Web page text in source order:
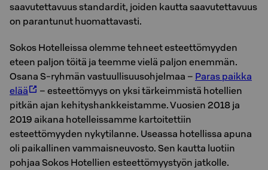
saavutettavuus standardit, joiden kautta saavutettavuus
on parantunut huomattavasti.
Sokos Hotelleissa olemme tehneet esteettömyyden
eteen paljon töitä ja teemme vielä paljon enemmän.
Osana S-ryhmän vastuullisuusohjelmaa – Paras paikka
elää
– esteettömyys on yksi tärkeimmistä hotellien
pitkän ajan kehityshankkeistamme. Vuosien 2018 ja
2019 aikana hotelleissamme kartoitettiin
esteettömyyden nykytilanne. Useassa hotellissa apuna
oli paikallinen vammaisneuvosto. Sen kautta luotiin
pohjaa Sokos Hotellien esteettömyystyön jatkolle.